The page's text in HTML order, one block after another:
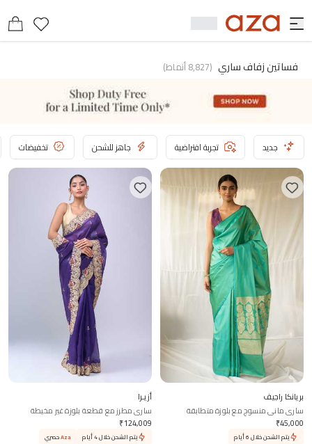
فساتين زفاف ساري (
8,827أنماط)
جديد تجربة افتراضية جاهز للشحن تخفيضات
بريانكا راجيف
ساري ماني منسوج مع بلوزة متطابقة
₹45,000
يتم الشحن خلال 6 أيام
أزيـرا
ساري مطرز مع قطعة بلوزة غير مخيطة
₹124,009
يتم الشحن خلال 4 أيام Azaحصري